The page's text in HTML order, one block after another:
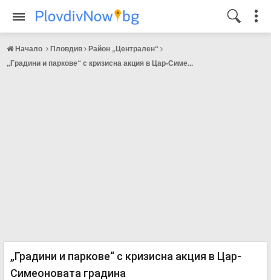
Начало Пловдив Район „Централен“
„Градини и паркове“ с кризисна акция в Цар-Симе...
„Градини и паркове“ с кризисна акция в Цар-
Симеоновата градина